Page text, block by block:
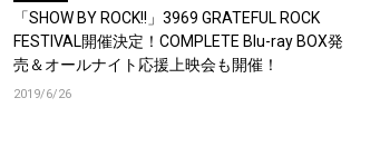
「SHOW BY ROCK!!」3969 GRATEFUL ROCK
FESTIVAL開催決定！COMPLETE Blu-ray BOX発
売＆オールナイト応援上映会も開催！
2019/6/26